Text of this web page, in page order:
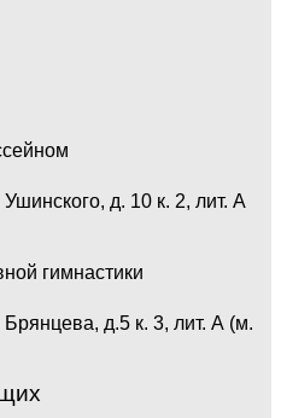
д. 10 к. 2, лит. А
гимнастики
Брянцева, д.5 к. 3, лит. А (м.